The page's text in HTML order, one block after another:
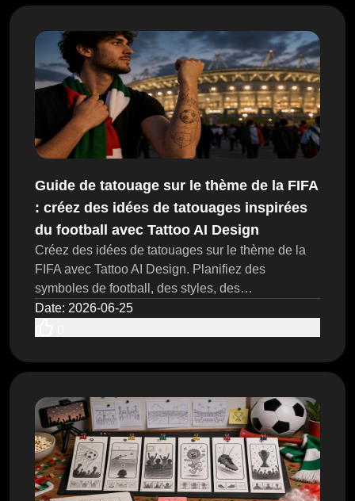
Guide de tatouage sur le thème de la FIFA
: créez des idées de tatouages inspirées
du football avec Tattoo AI Design
Créez des idées de tatouages sur le thème de la
FIFA avec Tattoo AI Design. Planifiez des
symboles de football, des styles, des
emplacements, des prompts, des esquisses de
Date: 2026-06-25